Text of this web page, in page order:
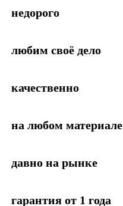
недорого
любим своё дело
качественно
на любом материале
давно на рынке
гарантия от 1 года